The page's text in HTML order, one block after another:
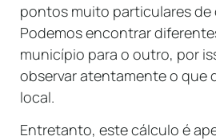
pontos muito particulares de
Podemos encontrar
município para o outro, por
observar atentamente o que
local.
Entretanto, este cálculo é